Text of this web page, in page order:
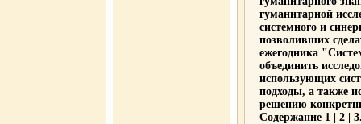
гуманитарной
системного и
позволивших
ежегодника
объединить
использующих
подходы, а также
решению
Содержание 1 | 2 |